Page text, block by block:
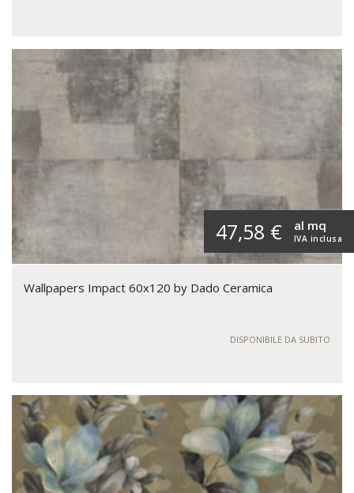
47,58 € IVA inclusa
al mq
Wallpapers Impact 60x120 by Dado Ceramica
DISPONIBILE DA SUBITO